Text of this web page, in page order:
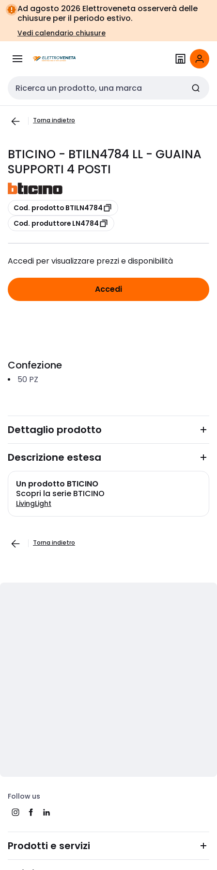
Vai alla
navigazione
Vai
alla
pagina
Ad agosto 2026 Elettroveneta osserverà delle
chiusure per il periodo estivo.
Vedi calendario chiusure
Cerca input
Torna indietro
BTICINO - BTILN4784 LL - GUAINA
SUPPORTI 4 POSTI
copia
Cod. prodotto BTILN4784
copia
Cod. produttore LN4784
Accedi per visualizzare prezzi e disponibilità
Accedi
Confezione
50 PZ
Dettaglio prodotto
Descrizione estesa
Un prodotto BTICINO
Scopri la serie BTICINO
LivingLight
Torna indietro
Follow us
Prodotti e servizi